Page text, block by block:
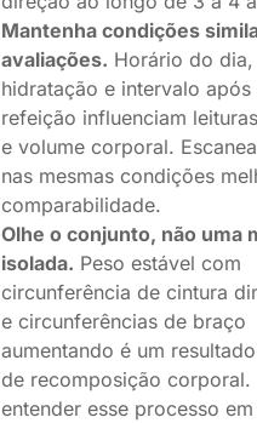
Mantenha condições
avaliações. Horário do
hidratação e intervalo após
refeição influenciam
e volume corporal.
nas mesmas condições
comparabilidade.
Olhe o conjunto, não uma
isolada. Peso estável com
circunferência de cintura
e circunferências de braço
aumentando é um
de recomposição corporal.
entender esse processo em